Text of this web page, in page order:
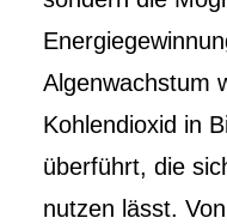
Algenwachstum
Kohlendioxid in
überführt, die
nutzen lässt.